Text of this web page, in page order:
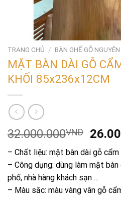
TRANG CHỦ / BÀN GHẾ GỖ NGUYÊN
MẶT BÀN DÀI GỖ
KHỐI 85x236x12CM
32.000.000VND
Giá
gốc
là:
– Chất liệu: mặt bàn dài gỗ
– Công dụng: dùng làm mặt
phố, nhà hàng khách sạn …
– Màu săc: màu vàng vân gỗ